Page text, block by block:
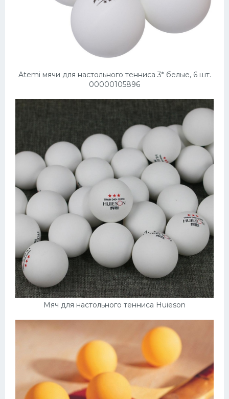
Atemi мячи для настольного тенниса 3* белые, 6 шт.
00000105896
Мяч для настольного тенниса Huieson